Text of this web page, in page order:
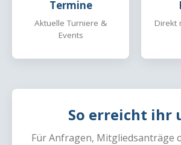
Termine
Aktuelle Turniere &
Events
Direkt
So erreicht ihr
Für Anfragen, Mitgliedsanträge